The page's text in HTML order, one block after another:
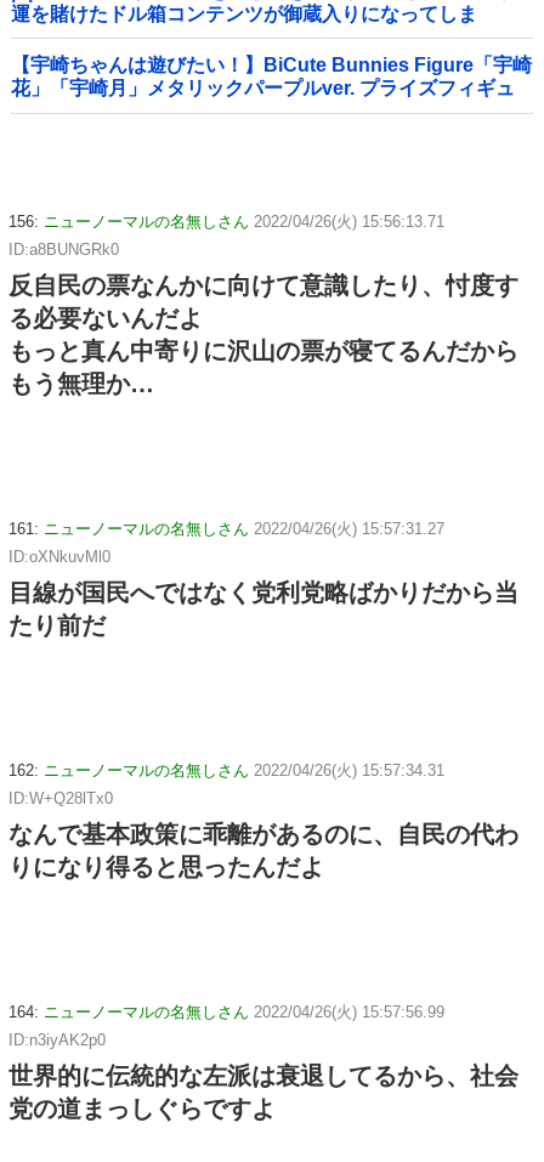
運を賭けたドル箱コンテンツが御蔵入りになってしま
い……
【宇崎ちゃんは遊びたい！】BiCute Bunnies Figure「宇崎
花」「宇崎月」メタリックパープルver. プライズフィギュ
ア【ラウンドワン限定で展開決定】
156: ニューノーマルの名無しさん 2022/04/26(火) 15:56:13.71
ID:a8BUNGRk0
反自民の票なんかに向けて意識したり、忖度す
る必要ないんだよ
もっと真ん中寄りに沢山の票が寝てるんだから
もう無理か…
161: ニューノーマルの名無しさん 2022/04/26(火) 15:57:31.27
ID:oXNkuvMl0
目線が国民へではなく党利党略ばかりだから当
たり前だ
162: ニューノーマルの名無しさん 2022/04/26(火) 15:57:34.31
ID:W+Q28lTx0
なんで基本政策に乖離があるのに、自民の代わ
りになり得ると思ったんだよ
164: ニューノーマルの名無しさん 2022/04/26(火) 15:57:56.99
ID:n3iyAK2p0
世界的に伝統的な左派は衰退してるから、社会
党の道まっしぐらですよ